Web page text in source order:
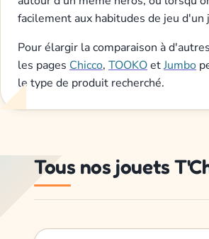
facilement aux habitudes de jeu d'un
Pour élargir la comparaison à
les pages Chicco, TOOKOetJumbo
le type de produit recherché.
Tous nos jouets